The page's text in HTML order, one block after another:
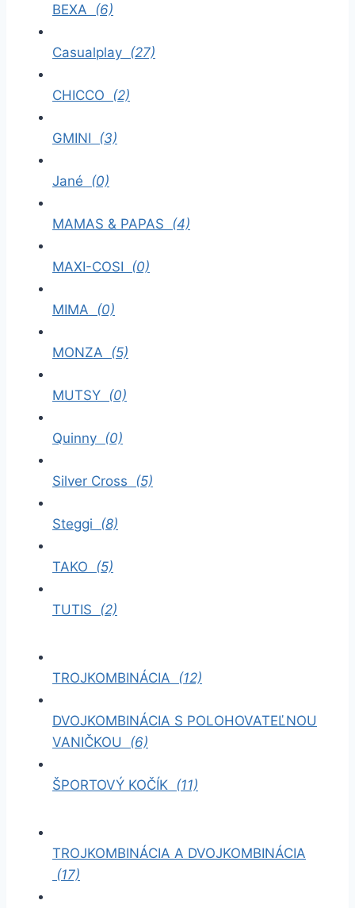
BEXA (6)
Casualplay (27)
CHICCO (2)
GMINI (3)
Jané (0)
MAMAS & PAPAS (4)
MAXI-COSI (0)
MIMA (0)
MONZA (5)
MUTSY (0)
Quinny (0)
Silver Cross (5)
Steggi (8)
TAKO (5)
TUTIS (2)
TROJKOMBINÁCIA (12)
DVOJKOMBINÁCIA S POLOHOVATEĽNOU
VANIČKOU (6)
ŠPORTOVÝ KOČÍK (11)
TROJKOMBINÁCIA A DVOJKOMBINÁCIA
(17)